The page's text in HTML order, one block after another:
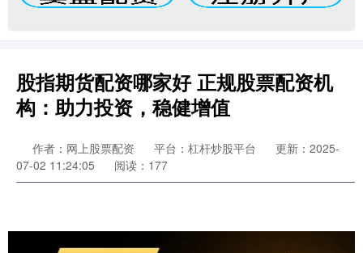
股指期货配资哪家好 正规股票配资机
构：助力投资，稳健增值
作者：网上股票配资 平台：杠杆炒股平台
更新：2025-
07-02 11:24:05
阅读：177